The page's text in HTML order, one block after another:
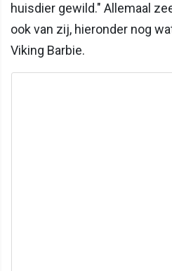
huisdier gewild." Allemaal
ook van zij, hieronder nog
Viking Barbie.